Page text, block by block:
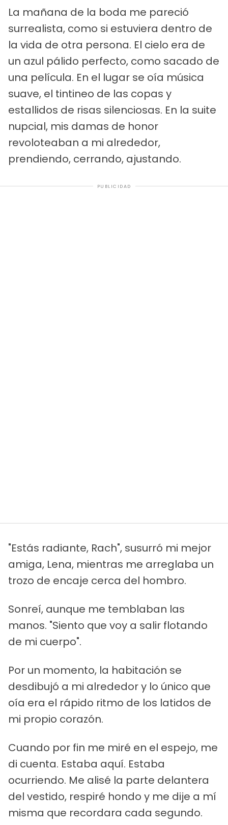
La mañana de la boda me pareció
surrealista, como si estuviera dentro de
la vida de otra persona. El cielo era de
un azul pálido perfecto, como sacado de
una película. En el lugar se oía música
suave, el tintineo de las copas y
estallidos de risas silenciosas. En la suite
nupcial, mis damas de honor
revoloteaban a mi alrededor,
prendiendo, cerrando, ajustando.
PUBLICIDAD
"Estás radiante, Rach", susurró mi mejor
amiga, Lena, mientras me arreglaba un
trozo de encaje cerca del hombro.
Sonreí, aunque me temblaban las
manos. "Siento que voy a salir flotando
de mi cuerpo".
Por un momento, la habitación se
desdibujó a mi alrededor y lo único que
oía era el rápido ritmo de los latidos de
mi propio corazón.
Cuando por fin me miré en el espejo, me
di cuenta. Estaba aquí. Estaba
ocurriendo. Me alisé la parte delantera
del vestido, respiré hondo y me dije a mí
misma que recordara cada segundo.